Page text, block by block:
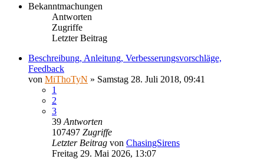
Bekanntmachungen
Antworten
Zugriffe
Letzter Beitrag
Beschreibung, Anleitung, Verbesserungsvorschläge,
Feedback
von MiThoTyN » Samstag 28. Juli 2018, 09:41
1
2
3
39 Antworten
107497 Zugriffe
Letzter Beitrag von ChasingSirens
Freitag 29. Mai 2026, 13:07